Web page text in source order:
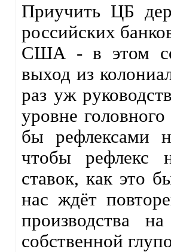
Приучить ЦБ
российских
США - в этом
выход из
раз уж
уровне
бы рефлексами
чтобы рефлекс
ставок, как это
нас ждёт
производства
собственной